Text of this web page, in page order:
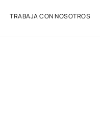
TRABAJA CON NOSOTROS